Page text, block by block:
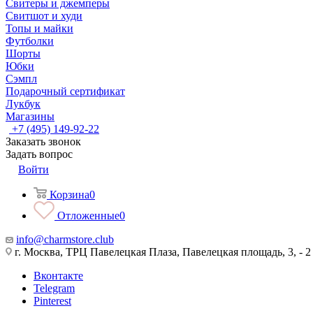
Свитеры и джемперы
Свитшот и худи
Топы и майки
Футболки
Шорты
Юбки
Сэмпл
Подарочный сертификат
Лукбук
Магазины
+7 (495) 149-92-22
Заказать звонок
Задать вопрос
Войти
Корзина0
Отложенные0
info@charmstore.club
г. Москва, ТРЦ Павелецкая Плаза, Павелецкая площадь, 3, - 2
Вконтакте
Telegram
Pinterest